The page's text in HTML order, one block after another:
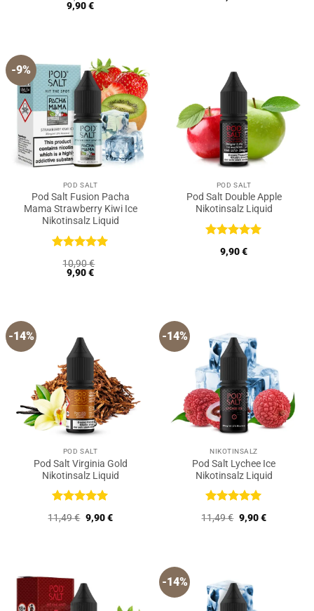
9,90€
-9%
POD SALT
Pod Salt Fusion Pacha
Mama Strawberry Kiwi Ice
Nikotinsalz Liquid
Bewertet
mit5von
10,90€
9,90€
POD SALT
Pod Salt Double Apple
Nikotinsalz Liquid
Bewertet
mit5von
9,90€
-14%
POD SALT
Pod Salt Virginia Gold
Nikotinsalz Liquid
Bewertet
mit 5von
11,49€ Ursprünglicher
Preis
9,90€Aktueller
-14%
NIKOTINSALZ
Pod Salt Lychee Ice
Nikotinsalz Liquid
Bewertet
mit 5von
11,49€ Ursprünglicher
Preis
9,90€Aktueller
-14%